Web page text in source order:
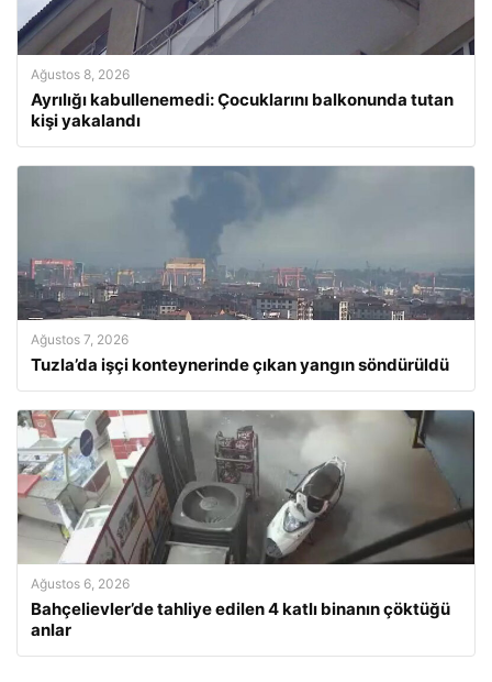
Ağustos 8, 2026
Ayrılığı kabullenemedi: Çocuklarını balkonunda tutan
kişi yakalandı
Ağustos 7, 2026
Tuzla’da işçi konteynerinde çıkan yangın söndürüldü
Ağustos 6, 2026
Bahçelievler’de tahliye edilen 4 katlı binanın çöktüğü
anlar